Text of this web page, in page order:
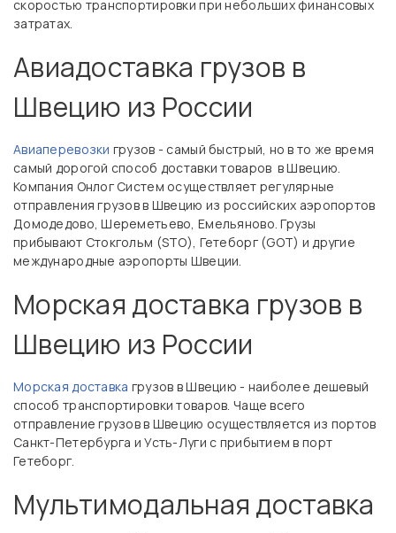
скоростью транспортировки при небольших финансовых
затратах.
Авиадоставка грузов в
Швецию из России
Авиаперевозки грузов - самый быстрый, но в то же время
самый дорогой способ доставки товаров в Швецию.
Компания Онлог Систем осуществляет регулярные
отправления грузов в Швецию из российских аэропортов
Домодедово, Шереметьево, Емельяново. Грузы
прибывают Стокгольм (STO), Гетеборг (GOT) и другие
международные аэропорты Швеции.
Морская доставка грузов в
Швецию из России
Морская доставка грузов в Швецию - наиболее дешевый
способ транспортировки товаров. Чаще всего
отправление грузов в Швецию осуществляется из портов
Санкт-Петербурга и Усть-Луги с прибытием в порт
Гетеборг.
Мультимодальная доставка